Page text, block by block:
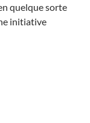
quelque sorte
initiative